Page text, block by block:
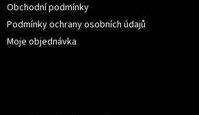
Obchodní podmínky
Podmínky ochrany osobních údajů
Moje objednávka